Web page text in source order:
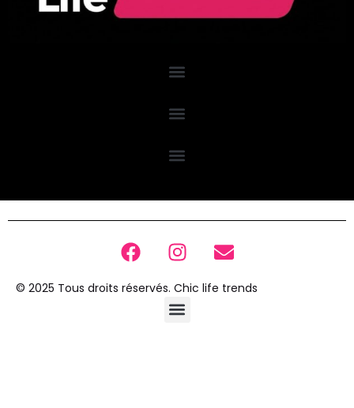
© 2025 Tous droits réservés. Chic life trends